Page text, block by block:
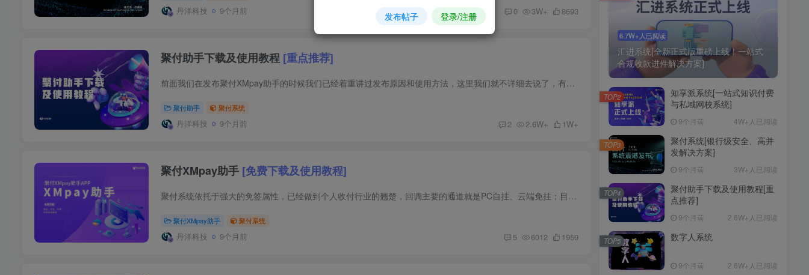
丹洋科技 9个月前 0 3W+ 8693
聚付助手下载及使用教程 [重点推荐]
前面我们在发布聚付XMpay助手的时候我们已经着重讲过发布原因和使用方法，这里我们就不详细去说了，有关聚付XMpay助手的下载和使用大家可以看下面这篇文章！ 今天我们发布的是聚付助手，有的小...
聚付助手 聚付系统
丹洋科技 9个月前 2 2.6W+ 1W+
聚付XMpay助手 [免费下载及使用教程]
聚付系统依托于强大的免签属性，已经做到个人收付行业的翘楚，回调主要的通道就是PC自挂、云端免挂；目前来说PC自挂需要HOOK，微信需要软件商即时得维护和更新，使用旧版的微信很容易导致封号风...
聚付XMpay助手 聚付系统
丹洋科技 9个月前 5 6012 1959
6.7W+人已阅读
汇进系统[全新正式版重磅上线！一站式
合规收款进件解决方案]
知享派系统[一站式知识付费
与私域网校系统]
9个月前 4W+人已阅读
TOP2
聚付系统[银行级安全、高并
发解决方案]
9个月前 3W+人已阅读
TOP3
聚付助手下载及使用教程[重
点推荐]
9个月前 2.6W+人已阅读
TOP4
数字人系统
9个月前 2.6W+人已阅读
TOP5
发布帖子 登录/注册